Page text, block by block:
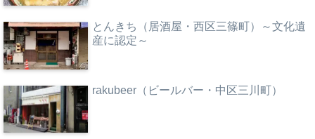
とんきち（居酒屋・西区三篠町）～文化遺
産に認定～
rakubeer（ビールバー・中区三川町）